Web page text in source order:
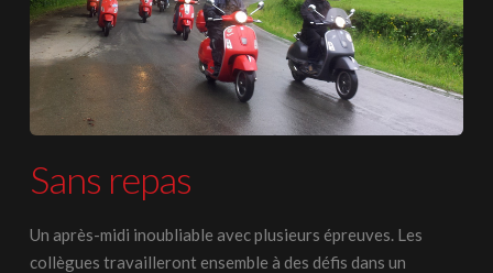
Sans repas
Un après-midi inoubliable avec plusieurs épreuves. Les
collègues travailleront ensemble à des défis dans un